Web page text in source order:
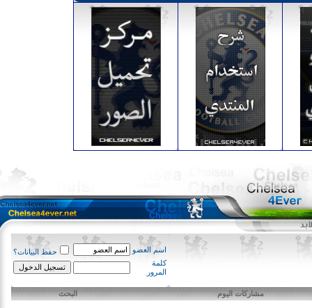
اسم العضو
حفظ البيانات؟
كلمة
المرور
مشاركات اليوم البحث